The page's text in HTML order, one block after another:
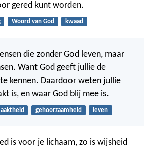
gered kunt worden.
Woord van God kwaad
die zonder God leven, maar
Want God geeft jullie de
kennen. Daardoor weten jullie
is, en waar God blij mee is.
gehoorzaamheid leven
is voor je lichaam, zo is wijsheid